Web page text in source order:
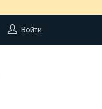
Войти